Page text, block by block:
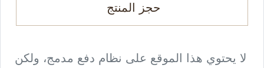
حجز المنتج
لا يحتوي هذا الموقع على نظام دفع مدمج، ولكن